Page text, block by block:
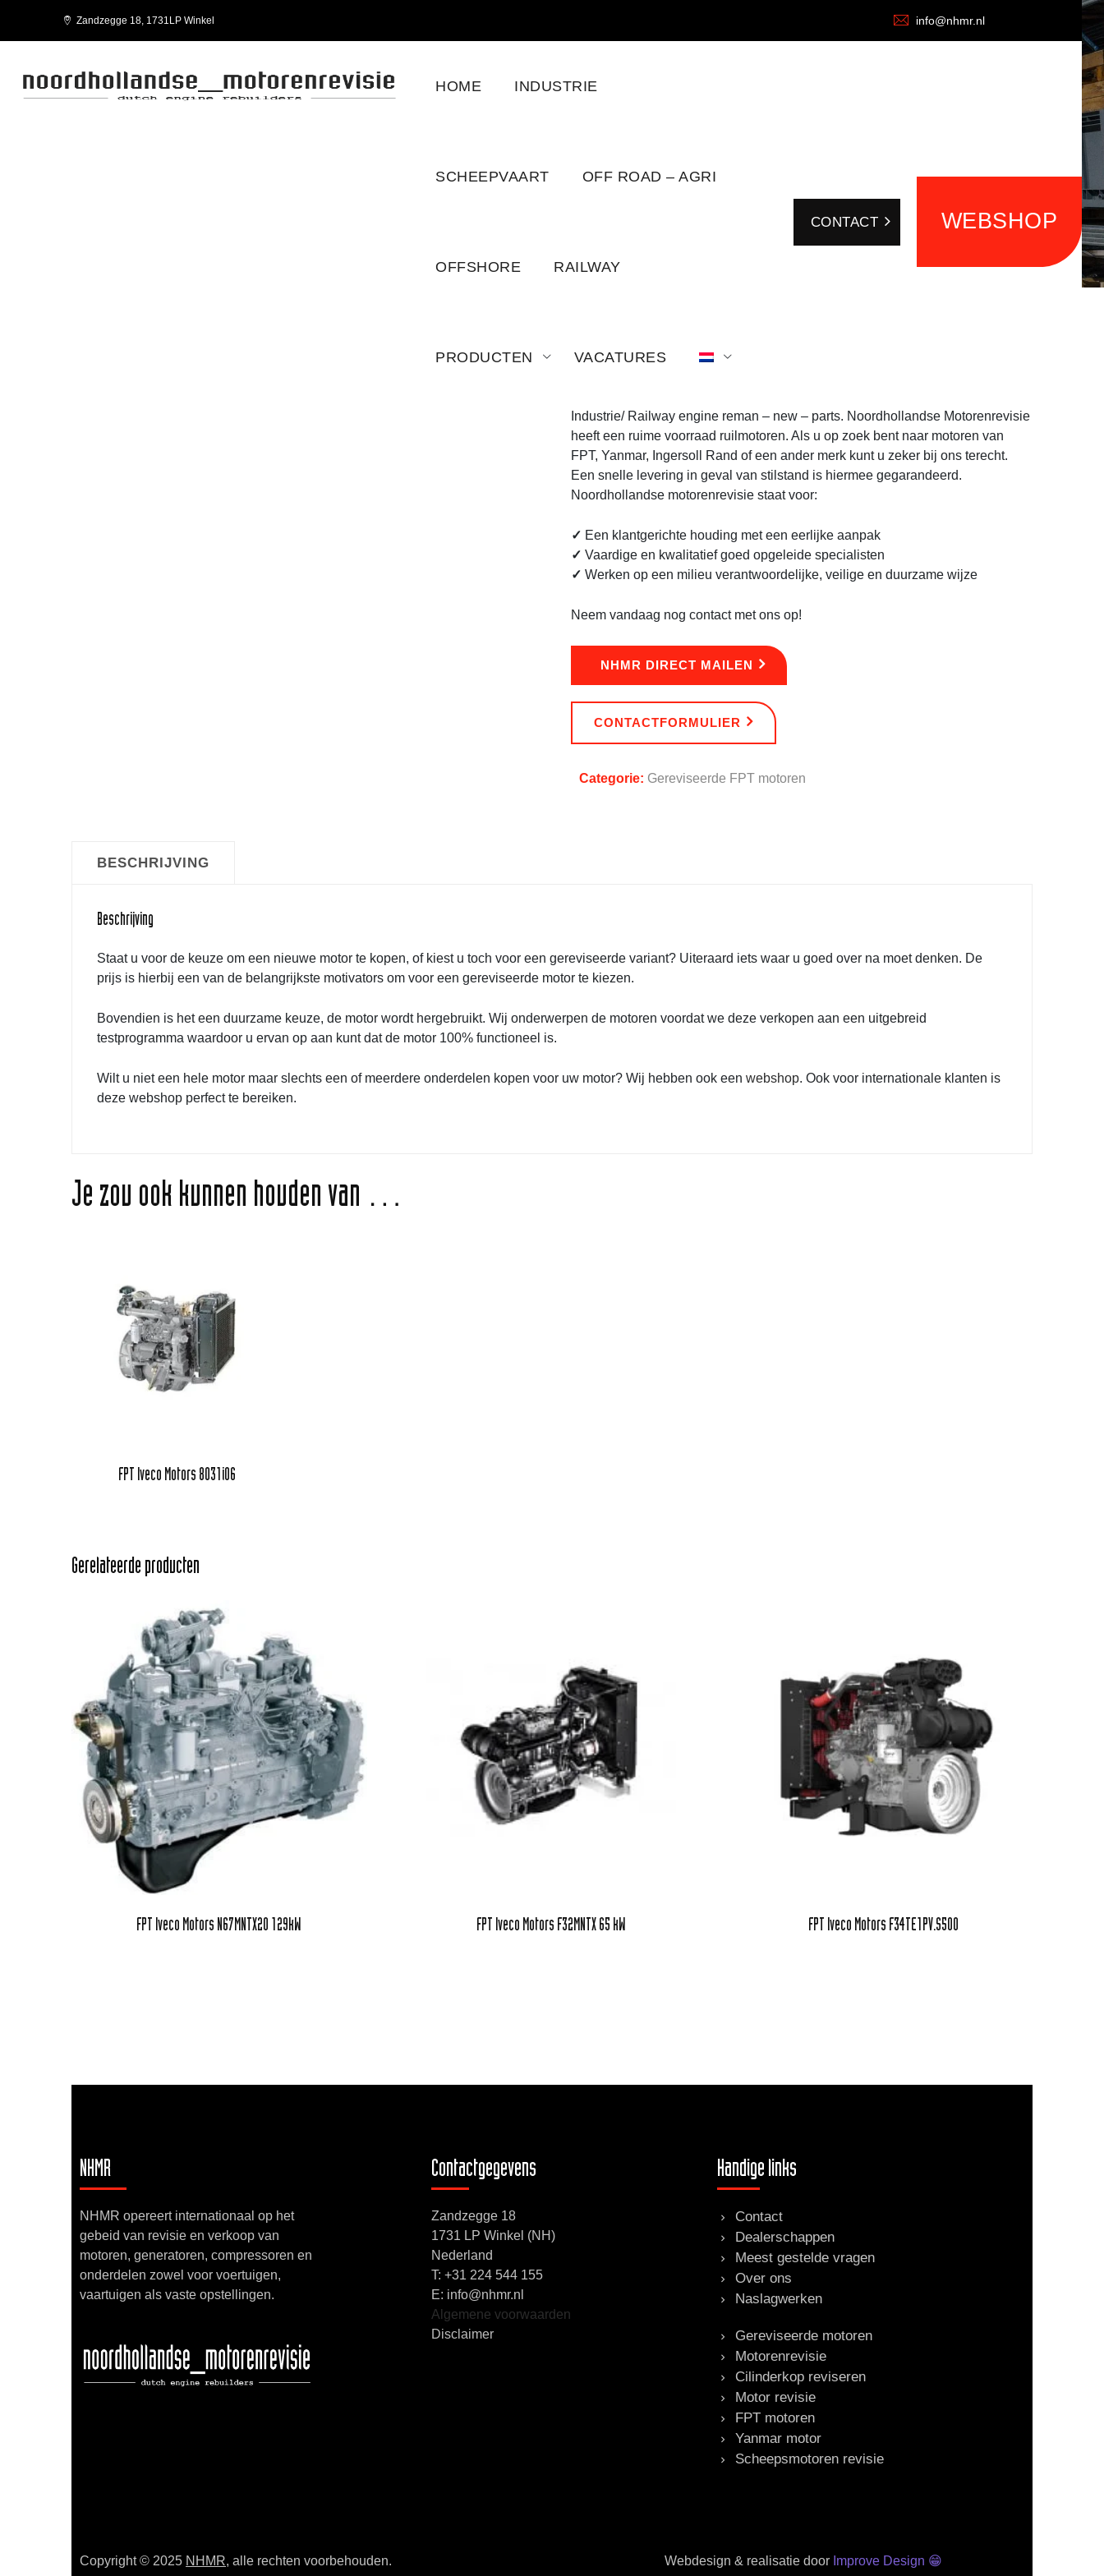
Zandzegge 18, 1731LP Winkel info@nhmr.nl
HOME INDUSTRIE
SCHEEPVAART OFF ROAD – AGRI
OFFSHORE RAILWAY
PRODUCTEN VACATURES
CONTACT WEBSHOP
FPT Iveco Motors VECTOR FVQE2883
Industrie/ Railway engine reman – new – parts. Noordhollandse Motorenrevisie
heeft een ruime voorraad ruilmotoren. Als u op zoek bent naar motoren van
FPT, Yanmar, Ingersoll Rand of een ander merk kunt u zeker bij ons terecht.
Een snelle levering in geval van stilstand is hiermee gegarandeerd.
Noordhollandse motorenrevisie staat voor:
✓ Een klantgerichte houding met een eerlijke aanpak
✓Vaardige en kwalitatief goed opgeleide specialisten
✓Werken op een milieu verantwoordelijke, veilige en duurzame wijze
Neem vandaag nog contact met ons op!
NHMR DIRECT MAILEN
CONTACTFORMULIER
Categorie: Gereviseerde FPT motoren
BESCHRIJVING
Beschrijving
Staat u voor de keuze om een nieuwe motor te kopen, of kiest u toch voor een gereviseerde variant? Uiteraard iets waar u goed over na moet denken. De
prijs is hierbij een van de belangrijkste motivators om voor een gereviseerde motor te kiezen.
Bovendien is het een duurzame keuze, de motor wordt hergebruikt. Wij onderwerpen de motoren voordat we deze verkopen aan een uitgebreid
testprogramma waardoor u ervan op aan kunt dat de motor 100% functioneel is.
Wilt u niet een hele motor maar slechts een of meerdere onderdelen kopen voor uw motor? Wij hebben ook een webshop. Ook voor internationale klanten is
deze webshop perfect te bereiken.
Je zou ook kunnen houden van …
FPT Iveco Motors 8031i06
Gerelateerde producten
FPT Iveco Motors N67MNTX20 129kW FPT Iveco Motors F32MNTX 65 kW FPT Iveco Motors F34TE1PV.S500
NHMR
NHMR opereert internationaal op het
gebeid van revisie en verkoop van
motoren, generatoren, compressoren en
onderdelen zowel voor voertuigen,
vaartuigen als vaste opstellingen.
Contactgegevens
Zandzegge 18
1731 LP Winkel (NH)
Nederland
T: +31 224 544 155
E: info@nhmr.nl
Algemene voorwaarden
Disclaimer
Handige links
Contact
Dealerschappen
Meest gestelde vragen
Over ons
Naslagwerken
Gereviseerde motoren
Motorenrevisie
Cilinderkop reviseren
Motor revisie
FPT motoren
Yanmar motor
Scheepsmotoren revisie
Copyright © 2025 NHMR, alle rechten voorbehouden. Webdesign & realisatie door Improve Design 😁